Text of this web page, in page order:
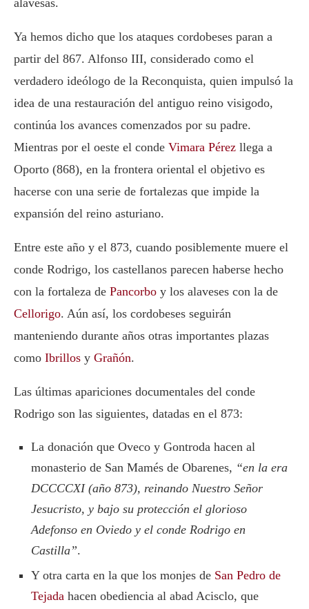
alavesas.
Ya hemos dicho que los ataques cordobeses paran a
partir del 867. Alfonso III, considerado como el
verdadero ideólogo de la Reconquista, quien impulsó la
idea de una restauración del antiguo reino visigodo,
continúa los avances comenzados por su padre.
Mientras por el oeste el conde Vimara Pérez llega a
Oporto (868), en la frontera oriental el objetivo es
hacerse con una serie de fortalezas que impide la
expansión del reino asturiano.
Entre este año y el 873, cuando posiblemente muere el
conde Rodrigo, los castellanos parecen haberse hecho
con la fortaleza de Pancorbo y los alaveses con la de
Cellorigo. Aún así, los cordobeses seguirán
manteniendo durante años otras importantes plazas
como Ibrillos y Grañón.
Las últimas apariciones documentales del conde
Rodrigo son las siguientes, datadas en el 873:
La donación que Oveco y Gontroda hacen al
monasterio de San Mamés de Obarenes, “en la era
DCCCCXI (año 873), reinando Nuestro Señor
Jesucristo, y bajo su protección el glorioso
Adefonso en Oviedo y el conde Rodrigo en
Castilla”.
Y otra carta en la que los monjes de San Pedro de
Tejada hacen obediencia al abad Acisclo, que